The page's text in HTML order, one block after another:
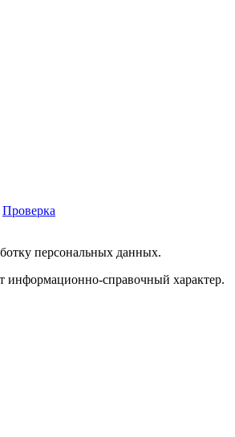
Проверка
персональных данных.
информационно-справочный характер.